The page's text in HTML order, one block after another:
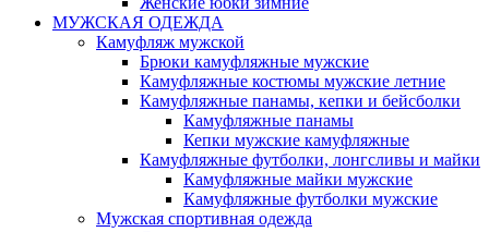
МУЖСКАЯ ОДЕЖДА
Камуфляж мужской
Брюки камуфляжные мужские
Камуфляжные костюмы мужские летние
Камуфляжные панамы, кепки и бейсболки
Камуфляжные панамы
Кепки мужские камуфляжные
Камуфляжные футболки, лонгсливы и майки
Камуфляжные майки мужские
Камуфляжные футболки мужские
Мужская спортивная одежда